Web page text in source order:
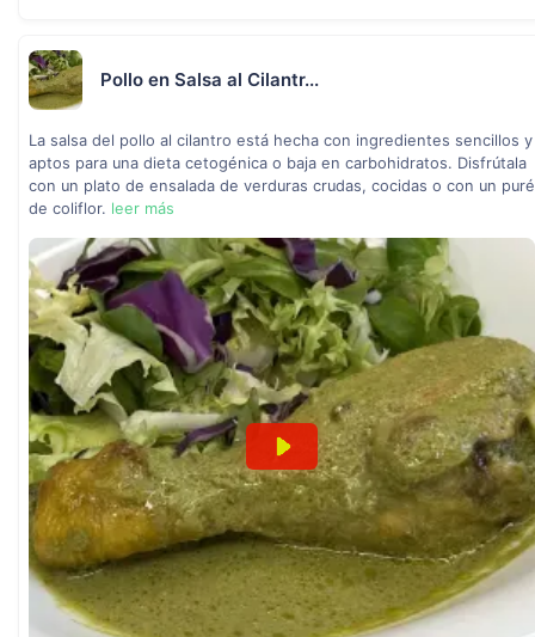
Pollo en Salsa al Cilantr...
La salsa del pollo al cilantro está hecha con ingredientes sencillos y
aptos para una dieta cetogénica o baja en carbohidratos. Disfrútala
con un plato de ensalada de verduras crudas, cocidas o con un puré
de coliflor. leer más